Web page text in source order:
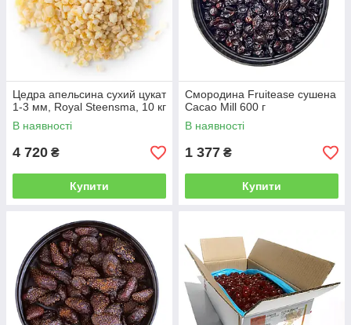
Цедра апельсина сухий цукат
1-3 мм, Royal Steensma, 10 кг
В наявності
4 720 ₴
Купити
Смородина Fruitease сушена
Cacao Mill 600 г
В наявності
1 377 ₴
Купити